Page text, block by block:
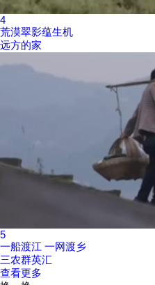
4
荒漠翠影蕴生机
远方的家
5
一船渡江 一网渡乡
三农群英汇
查看更多